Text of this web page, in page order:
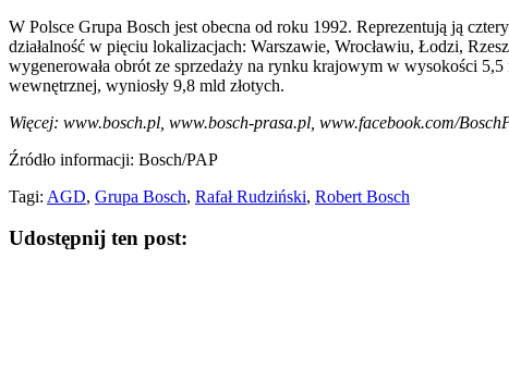
W Polsce Grupa Bosch jest obecna od roku 1992. Reprezentują ją
działalność w pięciu lokalizacjach: Warszawie, Wrocławiu, Łodzi,
wygenerowała obrót ze sprzedaży na rynku krajowym w wysokości
wewnętrznej, wyniosły 9,8 mld złotych.
Więcej: www.bosch.pl www.bosch-prasa.pl www.facebook.com/
Źródło informacji: Bosch/PAP
Tagi: AGD, Grupa Bosch, Rafał Rudziński, Robert Bosch
Udostępnij ten post: